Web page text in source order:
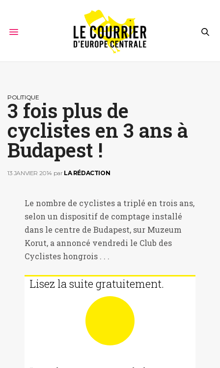
POLITIQUE
3 fois plus de
cyclistes en 3 ans à
Budapest !
13 JANVIER 2014 par LA RÉDACTION
Le nombre de cyclistes a triplé en trois ans,
selon un dispositif de comptage installé
dans le centre de Budapest, sur Muzeum
Korut, a annoncé vendredi le Club des
Cyclistes hongrois . . .
Lisez la suite gratuitement.